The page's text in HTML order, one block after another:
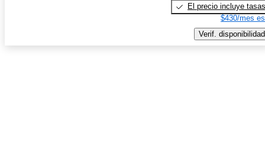
El precio incluye tasas
$430/mes
Verif. disponibilidad